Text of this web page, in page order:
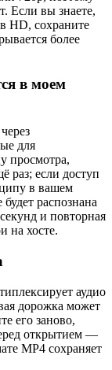
Если вы знаете,
HD, сохраните
более
в моем
для
просмотра,
раз; если доступ
в вашем
распознана
и повторная
на хосте.
аудио
дорожка может
его заново,
открытием —
MP4 сохраняет